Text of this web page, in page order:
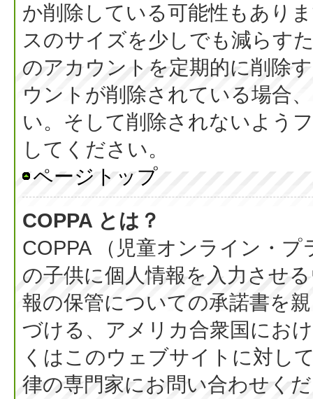
か削除している可能性もあり
スのサイズを少しでも減らす
のアカウントを定期的に削除
ウントが削除されている場合
い。そして削除されないよう
してください。
ページトップ
COPPA とは？
COPPA （児童オンライン・
の子供に個人情報を入力させ
報の保管についての承諾書を
づける、アメリカ合衆国にお
くはこのウェブサイトに対し
律の専門家にお問い合わせく